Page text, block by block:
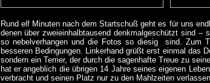
Rund elf Minuten nach dem Startschuß geht es für uns
denen über zweieinhalbtausend denkmalgeschützt sind –
so nebelverhangen und die Fotos so diesig sind. Zum
besseren Bedingungen. Linkerhand grüßt erst einmal das
sondern ein Terrier, der durch die sagenhafte Treue zu
hat er angeblich die übrigen 14 Jahre seines eigenen
verbracht und seinen Platz nur zu den Mahlzeiten